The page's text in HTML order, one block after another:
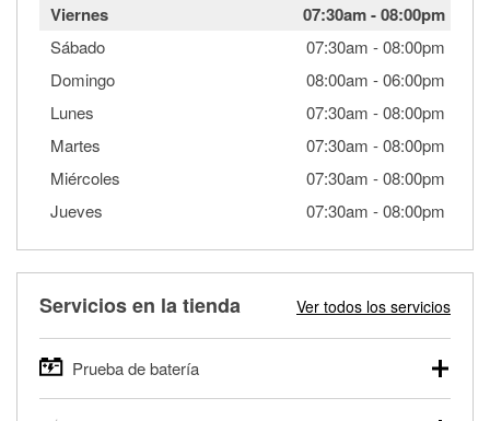
Viernes 07:30am-08:00pm
Sábado 07:30am -08:00pm
Domingo
08:00am -06:00pm
Lunes
07:30am -08:00pm
Martes
07:30am -08:00pm
Miércoles
07:30am -08:00pm
Jueves
07:30am -08:00pm
Servicios en la tienda Ver todos los servicios
Prueba de batería